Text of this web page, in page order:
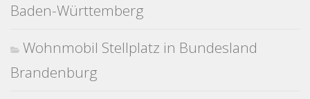
Baden-Württemberg
Wohnmobil Stellplatz in Bundesland
Brandenburg